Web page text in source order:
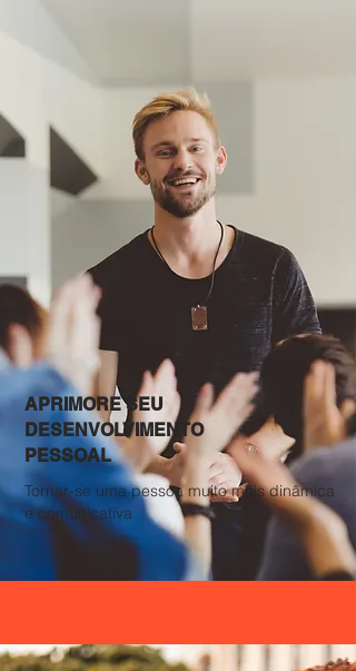
APRIMORE SEU
DESENVOLVIMENTO
PESSOAL
Tornar-se uma pessoa muito mais dinâmica
e comunicativa